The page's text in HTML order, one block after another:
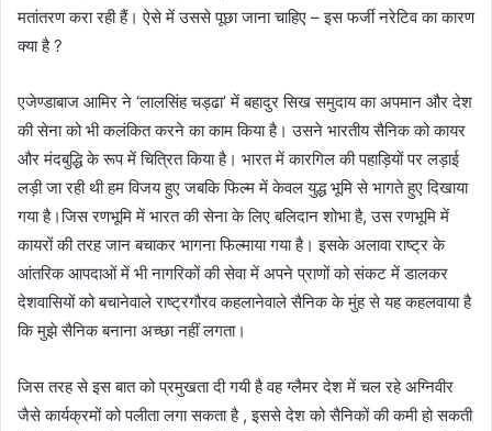
मतांतरण करा रही हैं। ऐसे में उससे पूछा जाना चाहिए – इस फर्जी नरेटिव का कारण
क्या है ?
एजेण्डाबाज आमिर ने ‘लालसिंह चड्ढा’ में बहादुर सिख समुदाय का अपमान और देश
की सेना को भी कलंकित करने का काम किया है। उसने भारतीय सैनिक को कायर
और मंदबुद्धि के रूप में चित्रित किया है। भारत में कारगिल की पहाड़ियों पर लड़ाई
लड़ी जा रही थी हम विजय हुए जबकि फिल्म में केवल युद्ध भूमि से भागते हुए दिखाया
गया है।जिस रणभूमि में भारत की सेना के लिए बलिदान शोभा है, उस रणभूमि में
कायरों की तरह जान बचाकर भागना फिल्माया गया है। इसके अलावा राष्ट्र के
आंतरिक आपदाओं में भी नागरिकों की सेवा में अपने प्राणों को संकट में डालकर
देशवासियों को बचानेवाले राष्ट्रगौरव कहलानेवाले सैनिक के मुंह से यह कहलवाया है
कि मुझे सैनिक बनाना अच्छा नहीं लगता।
जिस तरह से इस बात को प्रमुखता दी गयी है वह ग्लैमर देश में चल रहे अग्निवीर
जैसे कार्यक्रमों को पलीता लगा सकता है , इससे देश को सैनिकों की कमी हो सकती